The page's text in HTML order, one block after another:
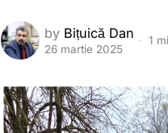
by Bițuică Dan
26 martie 2025
1